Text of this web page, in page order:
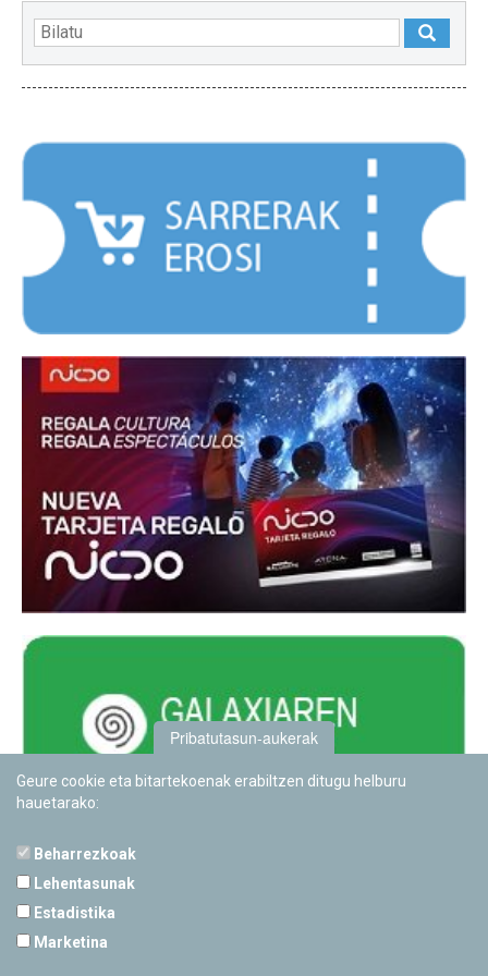
Pribatutasun-aukerak
Geure cookie eta bitartekoenak erabiltzen ditugu helburu
hauetarako:
Beharrezkoak
Lehentasunak
Estadistika
Marketina